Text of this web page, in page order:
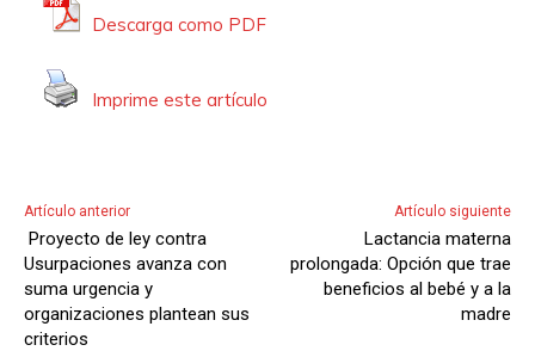
Descarga como PDF
Imprime este artículo
Artículo anterior
Proyecto de ley contra
Usurpaciones avanza con
suma urgencia y
organizaciones plantean sus
criterios
Artículo siguiente
Lactancia materna
prolongada: Opción que trae
beneficios al bebé y a la
madre